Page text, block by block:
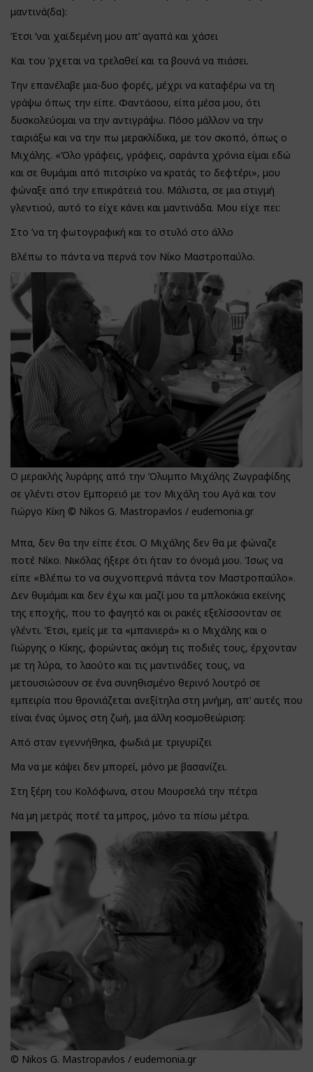
μαντινά(δα):
Έτσι ’ναι χαϊδεμένη μου απ’ αγαπά και χάσει
Και του ’ρχεται να τρελαθεί και τα βουνά να πιάσει.
Την επανέλαβε μια-δυο φορές, μέχρι να καταφέρω να τη
γράψω όπως την είπε. Φαντάσου, είπα μέσα μου, ότι
δυσκολεύομαι να την αντιγράψω. Πόσο μάλλον να την
ταιριάξω και να την πω μερακλίδικα, με τον σκοπό, όπως ο
Μιχάλης. «Όλο γράφεις, γράφεις, σαράντα χρόνια είμαι εδώ
και σε θυμάμαι από πιτσιρίκο να κρατάς το δεφτέρι», μου
φώναξε από την επικράτειά του. Μάλιστα, σε μια στιγμή
γλεντιού, αυτό το είχε κάνει και μαντινάδα. Μου είχε πει:
Στο ’να τη φωτογραφική και το στυλό στο άλλο
Βλέπω το πάντα να περνά τον Νίκο Μαστροπαύλο.
Ο μερακλής λυράρης από την Όλυμπο Μιχάλης Ζωγραφίδης
σε γλέντι στον Εμπορειό με τον Μιχάλη του Αγά και τον
Γιώργο Κίκη © Nikos G. Mastropavlos / eudemonia.gr
Μπα, δεν θα την είπε έτσι. Ο Μιχάλης δεν θα με φώναζε
ποτέ Νίκο. Νικόλας ήξερε ότι ήταν το όνομά μου. Ίσως να
είπε «Βλέπω το να συχνοπερνά πάντα τον Μαστροπαύλο».
Δεν θυμάμαι και δεν έχω και μαζί μου τα μπλοκάκια εκείνης
της εποχής, που το φαγητό και οι ρακές εξελίσσονταν σε
γλέντι. Έτσι, εμείς με τα «μπανιερά» κι ο Μιχάλης και ο
Γιώργης ο Κίκης, φορώντας ακόμη τις ποδιές τους, έρχονταν
με τη λύρα, το λαούτο και τις μαντινάδες τους, να
μετουσιώσουν σε ένα συνηθισμένο θερινό λουτρό σε
εμπειρία που θρονιάζεται ανεξίτηλα στη μνήμη, απ’ αυτές που
είναι ένας ύμνος στη ζωή, μια άλλη κοσμοθεώριση:
Από σταν εγεννήθηκα, φωδιά με τριγυρίζει
Μα να με κάψει δεν μπορεί, μόνο με βασανίζει.
Στη ξέρη του Κολόφωνα, στου Μουρσελά την πέτρα
Να μη μετράς ποτέ τα μπρος, μόνο τα πίσω μέτρα.
© Nikos G. Mastropavlos / eudemonia.gr